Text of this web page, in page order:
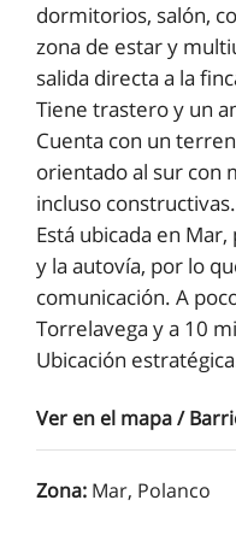
dormitorios, salón,
zona de estar y
salida directa a la
Tiene trastero y un
Cuenta con un
orientado al sur con
incluso constructivas.
Está ubicada en
y la autovía, por lo
comunicación. A
Torrelavega y a 10
Ubicación
Ver en el mapa /
Zona: Mar, Polanco